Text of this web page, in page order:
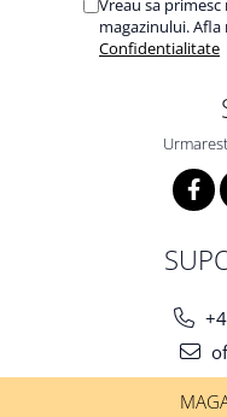
Vreau sa
magazinului.
Confidentialitate